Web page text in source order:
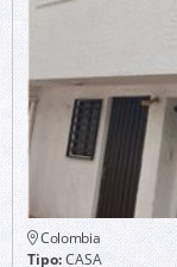
Colombia
Tipo:CASA